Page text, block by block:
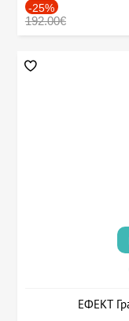
-25%
192.00€
ЕФЕКТ